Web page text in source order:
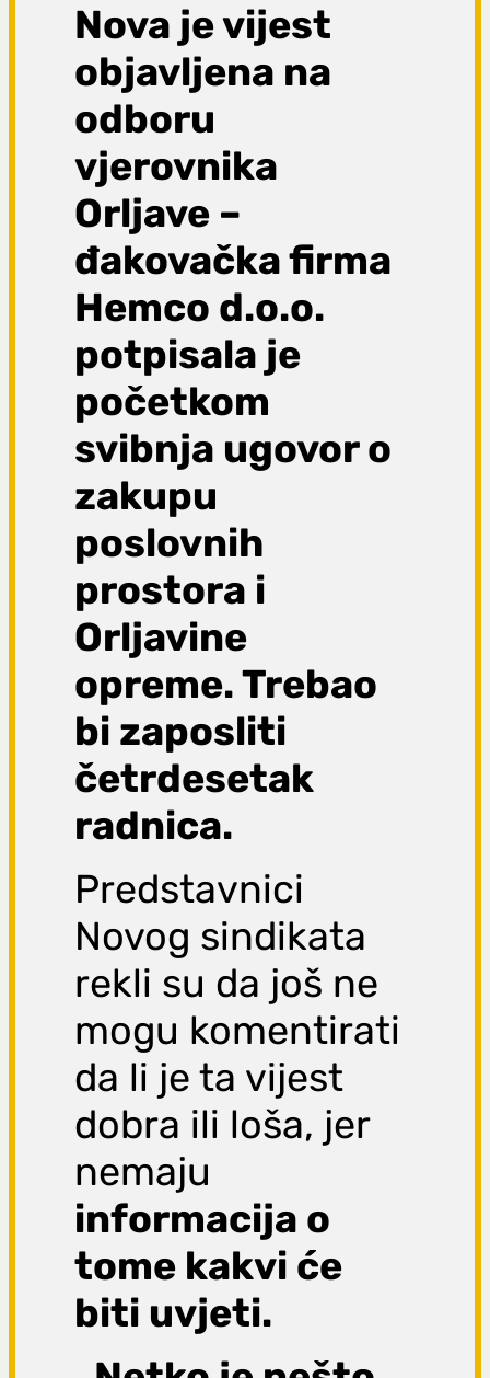
Nova je vijest
objavljena na
odboru
vjerovnika
Orljave –
đakovačka firma
Hemco d.o.o.
potpisala je
početkom
svibnja ugovor o
zakupu
poslovnih
prostora i
Orljavine
opreme. Trebao
bi zaposliti
četrdesetak
radnica.
Predstavnici
Novog sindikata
rekli su da još ne
mogu komentirati
da li je ta vijest
dobra ili loša, jer
nemaju
informacija o
tome kakvi će
biti uvjeti.